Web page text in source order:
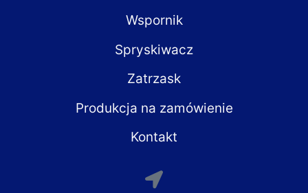
Wspornik
Spryskiwacz
Zatrzask
Produkcja na zamówienie
Kontakt